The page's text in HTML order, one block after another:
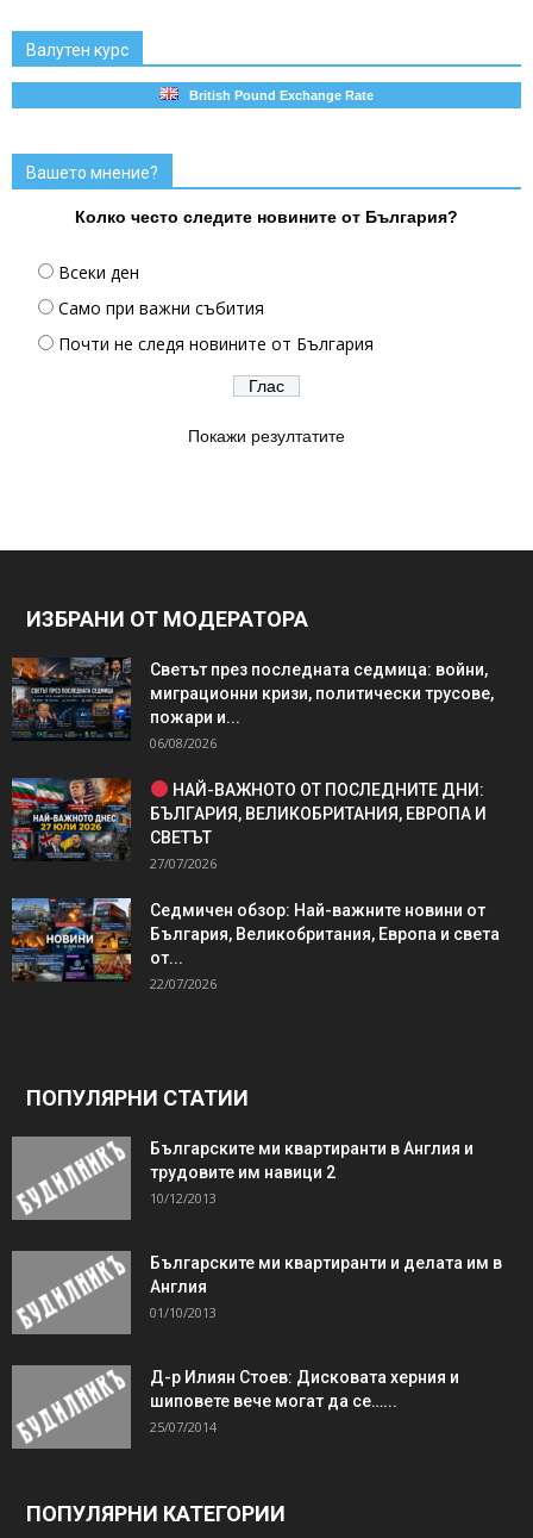
Валутен курс
British Pound Exchange Rate
Вашето мнение?
Колко често следите новините от България?
Всеки ден
Само при важни събития
Почти не следя новините от България
Покажи резултатите
ИЗБРАНИ ОТ МОДЕРАТОРА
Светът през последната седмица: войни,
миграционни кризи, политически трусове,
пожари и...
06/08/2026
НАЙ-ВАЖНОТО ОТ ПОСЛЕДНИТЕ ДНИ:
БЪЛГАРИЯ, ВЕЛИКОБРИТАНИЯ, ЕВРОПА И
СВЕТЪТ
27/07/2026
Седмичен обзор: Най-важните новини от
България, Великобритания, Европа и света
от...
22/07/2026
ПОПУЛЯРНИ СТАТИИ
Българските ми квартиранти в Англия и
трудовите им навици 2
10/12/2013
Българските ми квартиранти и делата им в
Англия
01/10/2013
Д-р Илиян Стоев: Дисковата херния и
шиповете вече могат да се…...
25/07/2014
ПОПУЛЯРНИ КАТЕГОРИИ